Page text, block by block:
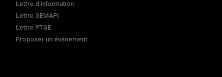
Lettre d'information
Lettre GEMAPI
Lettre PTGE
Proposer un événement